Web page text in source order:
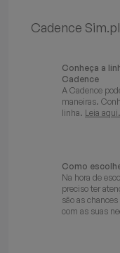
Cadence
Conheça a
Cadence
A Cadence
maneiras.
linha. Leia aqui.
Como
Na hora de
preciso ter
são as
com as suas